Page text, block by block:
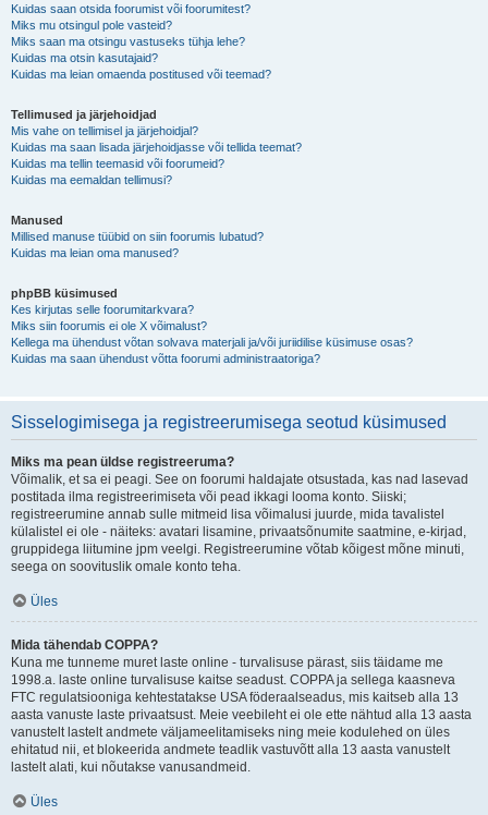
Kuidas saan otsida foorumist või foorumitest?
Miks mu otsingul pole vasteid?
Miks saan ma otsingu vastuseks tühja lehe?
Kuidas ma otsin kasutajaid?
Kuidas ma leian omaenda postitused või teemad?
Tellimused ja järjehoidjad
Mis vahe on tellimisel ja järjehoidjal?
Kuidas ma saan lisada järjehoidjasse või tellida teemat?
Kuidas ma tellin teemasid või foorumeid?
Kuidas ma eemaldan tellimusi?
Manused
Millised manuse tüübid on siin foorumis lubatud?
Kuidas ma leian oma manused?
phpBB küsimused
Kes kirjutas selle foorumitarkvara?
Miks siin foorumis ei ole X võimalust?
Kellega ma ühendust võtan solvava materjali ja/või juriidilise küsimuse osas?
Kuidas ma saan ühendust võtta foorumi administraatoriga?
Sisselogimisega ja registreerumisega seotud küsimused
Miks ma pean üldse registreeruma?
Võimalik, et sa ei peagi. See on foorumi haldajate otsustada, kas nad lasevad
postitada ilma registreerimiseta või pead ikkagi looma konto. Siiski;
registreerumine annab sulle mitmeid lisa võimalusi juurde, mida tavalistel
külalistel ei ole - näiteks: avatari lisamine, privaatsõnumite saatmine, e-kirjad,
gruppidega liitumine jpm veelgi. Registreerumine võtab kõigest mõne minuti,
seega on soovituslik omale konto teha.
Üles
Mida tähendab COPPA?
Kuna me tunneme muret laste online - turvalisuse pärast, siis täidame me
1998.a. laste online turvalisuse kaitse seadust. COPPA ja sellega kaasneva
FTC regulatsiooniga kehtestatakse USA föderaalseadus, mis kaitseb alla 13
aasta vanuste laste privaatsust. Meie veebileht ei ole ette nähtud alla 13 aasta
vanustelt lastelt andmete väljameelitamiseks ning meie kodulehed on üles
ehitatud nii, et blokeerida andmete teadlik vastuvõtt alla 13 aasta vanustelt
lastelt alati, kui nõutakse vanusandmeid.
Üles